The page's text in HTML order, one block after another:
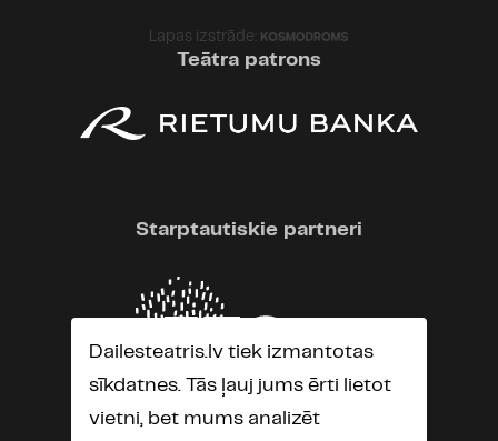
Lapas izstrāde:
Teātra patrons
Starptautiskie partneri
Dailesteatris.lv tiek izmantotas
sīkdatnes. Tās ļauj jums ērti lietot
vietni, bet mums analizēt